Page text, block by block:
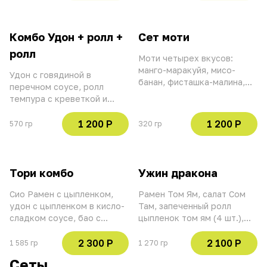
Комбо Удон + ролл +
ролл
Удон с говядиной в
перечном соусе, ролл
темпура с креветкой и
лососем (4 шт.), ролл краб,
лосось (4 шт.).
Использование баллов и
570 гр 1 200 Р
Сет моти
Моти четырех вкусов:
манго-маракуйя, мисо-
банан, фисташка-малина,
действительно при оплате
данной позиции
320 гр 1 200 Р
Тори комбо
Сио Рамен с цыпленком,
удон с цыпленком в кисло-
сладком соусе, бао с
цыплёнком, ролл с
креветкой темпура (8 шт.),
ролл краб, лосось (8 шт.),
1 585 гр 2 300 Р
Ужин дракона
Рамен Том Ям, салат Сом
Там, запеченный ролл
цыпленок том ям (4 шт.),
запеченный ролл креветка
том ям (4 шт.), ролл тунец,
креветка, апельсин (4 шт.),
1 270 гр 2 100 Р